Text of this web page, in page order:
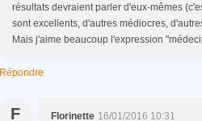
résultats devraient parler d'eux-mêmes
sont excellents, d'autres médiocres,
Mais j'aime beaucoup l'expression
Répondre
F Florinette 16/01/2016 10:31